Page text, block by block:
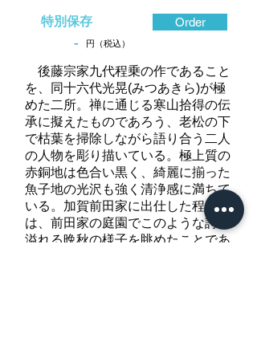
特別保存
- 円（税込）
Order
後藤宗家九代程乗の作であること
を、同十六代光晃(みつあきら)が極
めた二所。禅に通じる寒山拾得の伝
承に擬えたものであろう、老松の下
で枯葉を掃除しながら語り合う二人
の人物を彫り描いている。極上質の
赤銅地は色合い黒く、綺麗に揃った
魚子地の光沢も強く清浄感に満ちて
いる。加賀前田家に出仕した程乗
は、前田家の庭園でこのような詩情
溢れる晩秋の様子を眺めたことであ